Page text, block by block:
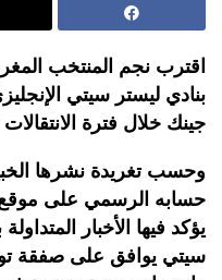
اقترب نجم المنتخب
بنادي ليستر سيتي
جينك خلال فترة الانتقالات
وحسب تغريدة نشرها
حسابه الرسمي على
يؤكد فيها الأخبار
سيتي يوافق على صفقة